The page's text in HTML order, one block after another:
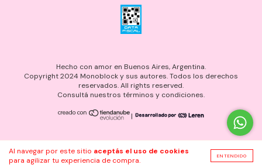
Al navegar por este sitio aceptás el uso de cookies
para agilizar tu experiencia de compra.
ENTENDIDO
Hecho con amor en Buenos Aires, Argentina.
Copyright 2024 Monoblock y sus autores. Todos los derechos
reservados. All rights reserved.
Consultá nuestros términos y condiciones.
|